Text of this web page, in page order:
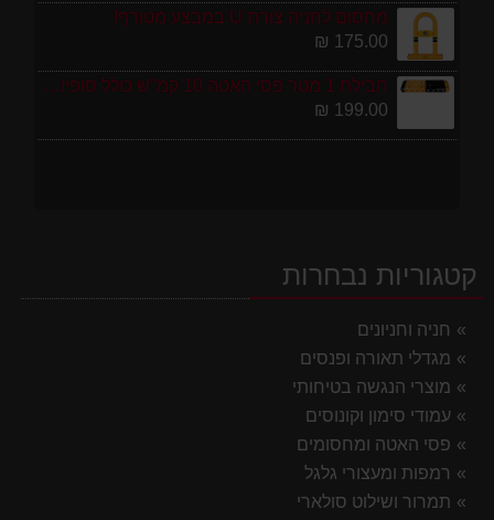
מחסום לחניה צורת U במבצע מטורף!
175.00 ₪
חבילת 1 מטר פסי האטה 10 קמ''ש כולל סופיות מפלסטיק
199.00 ₪
קטגוריות נבחרות
חניה וחניונים
מגדלי תאורה ופנסים
מוצרי הנגשה בטיחותי
עמודי סימון וקונוסים
פסי האטה ומחסומים
רמפות ומעצורי גלגל
תמרור ושילוט סולארי